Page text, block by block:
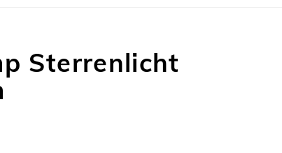
Sterrenlicht